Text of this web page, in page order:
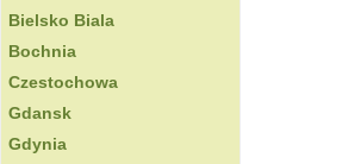
Bielsko Biala
Bochnia
Czestochowa
Gdansk
Gdynia